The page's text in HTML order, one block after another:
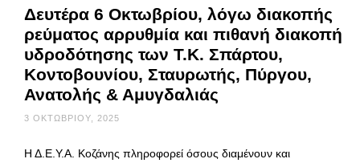
Δευτέρα 6 Οκτωβρίου, λόγω διακοπής
ρεύματος αρρυθμία και πιθανή διακοπή
υδροδότησης των Τ.Κ. Σπάρτου,
Κοντοβουνίου, Σταυρωτής, Πύργου,
Ανατολής & Αμυγδαλιάς
3 ΟΚΤΩΒΡΊΟΥ, 2025
Η Δ.Ε.Υ.Α. Κοζάνης πληροφορεί όσους διαμένουν και